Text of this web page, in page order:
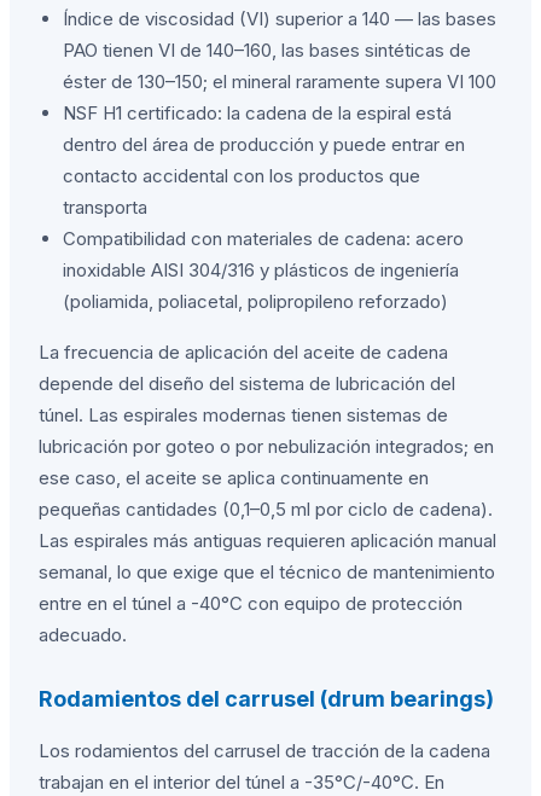
Índice de viscosidad (VI) superior a 140 — las bases
PAO tienen VI de 140–160, las bases sintéticas de
éster de 130–150; el mineral raramente supera VI 100
NSF H1 certificado: la cadena de la espiral está
dentro del área de producción y puede entrar en
contacto accidental con los productos que
transporta
Compatibilidad con materiales de cadena: acero
inoxidable AISI 304/316 y plásticos de ingeniería
(poliamida, poliacetal, polipropileno reforzado)
La frecuencia de aplicación del aceite de cadena
depende del diseño del sistema de lubricación del
túnel. Las espirales modernas tienen sistemas de
lubricación por goteo o por nebulización integrados; en
ese caso, el aceite se aplica continuamente en
pequeñas cantidades (0,1–0,5 ml por ciclo de cadena).
Las espirales más antiguas requieren aplicación manual
semanal, lo que exige que el técnico de mantenimiento
entre en el túnel a -40°C con equipo de protección
adecuado.
Rodamientos del carrusel (drum bearings)
Los rodamientos del carrusel de tracción de la cadena
trabajan en el interior del túnel a -35°C/-40°C. En